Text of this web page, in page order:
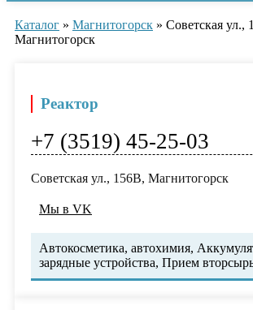
Каталог » Магнитогорск » Советская ул.,
Магнитогорск
Реактор
+7 (3519) 45-25-03
Советская ул., 156В, Магнитогорск
Мы в VK
Автокосметика, автохимия,
зарядные устройства, Прием